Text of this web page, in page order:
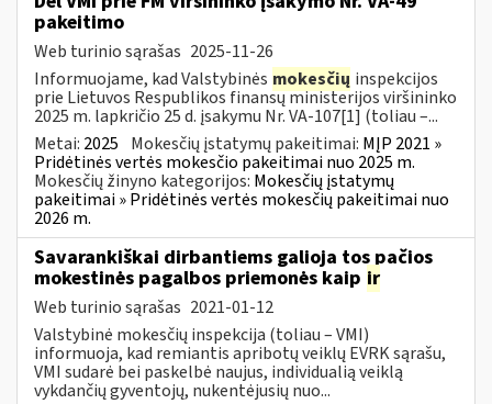
pakeitimo
Web turinio sąrašas 2025-11-26
Informuojame, kad Valstybinės mokesčių inspekcijos
prie Lietuvos Respublikos finansų ministerijos viršininko
2025 m. lapkričio 25 d. įsakymu Nr. VA-107[1] (toliau –...
Metai: 2025 Mokesčių įstatymų pakeitimai: MĮP 2021 »
Pridėtinės vertės mokesčio pakeitimai nuo 2025 m.
Mokesčių žinyno kategorijos: Mokesčių įstatymų
pakeitimai » Pridėtinės vertės mokesčių pakeitimai nuo
2026 m.
Savarankiškai dirbantiems galioja tos pačios
mokestinės pagalbos priemonės kaip ir
Web turinio sąrašas 2021-01-12
Valstybinė mokesčių inspekcija (toliau – VMI)
informuoja, kad remiantis apribotų veiklų EVRK sąrašu,
VMI sudarė bei paskelbė naujus, individualią veiklą
vykdančių gyventojų, nukentėjusių nuo...